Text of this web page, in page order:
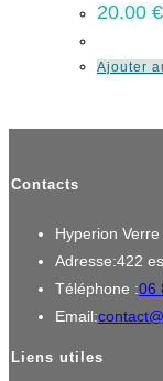
20.00 €
Ajouter
Contacts
Hyperion Verre
Adresse:422
Téléphone :06
Email:
Liens utiles